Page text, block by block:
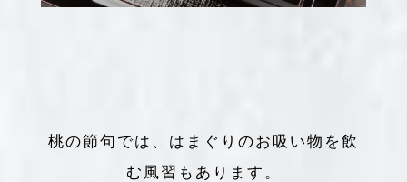
桃の節句では、はまぐりのお吸い物を飲
む風習もあります。